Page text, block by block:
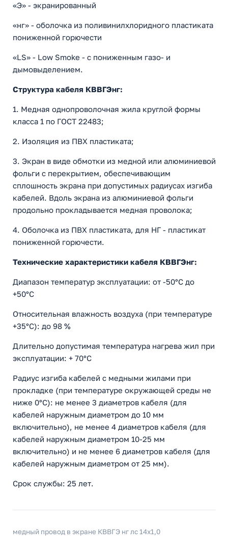
«Э» - экранированный
«нг» - оболочка из поливинилхлоридного пластиката
пониженной горючести
«LS» - Low Smoke - с пониженным газо- и
дымовыделением.
Структура кабеля КВВГЭнг:
1. Медная однопроволочная жила круглой формы
класса 1 по ГОСТ 22483;
2. Изоляция из ПВХ пластиката;
3. Экран в виде обмотки из медной или алюминиевой
фольги с перекрытием, обеспечивающим
сплошность экрана при допустимых радиусах изгиба
кабелей. Вдоль экрана из алюминиевой фольги
продольно прокладывается медная проволока;
4. Оболочка из ПВХ пластиката, для НГ - пластикат
пониженной горючести.
Технические характеристики кабеля КВВГЭнг:
Диапазон температур эксплуатации: от -50°С до
+50°С
Относительная влажность воздуха (при температуре
+35°С): до 98 %
Длительно допустимая температура нагрева жил при
эксплуатации: + 70°С
Радиус изгиба кабелей с медными жилами при
прокладке (при температуре окружающей среды не
ниже 0°С): не менее 3 диаметров кабеля (для
кабелей наружным диаметром до 10 мм
включительно), не менее 4 диаметров кабеля (для
кабелей наружным диаметром 10-25 мм
включительно) и не менее 6 диаметров кабеля (для
кабелей наружным диаметром от 25 мм).
Срок службы: 25 лет.
медный провод в экране КВВГЭ нг лс 14x1,0